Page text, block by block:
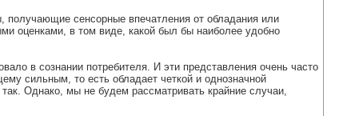
сенсорные впечатления от обладания или
оценками, в том виде, какой был бы наиболее удобно
в сознании потребителя. И эти представления очень часто
сильным, то есть обладает четкой и однозначной
Однако, мы не будем рассматривать крайние случаи,